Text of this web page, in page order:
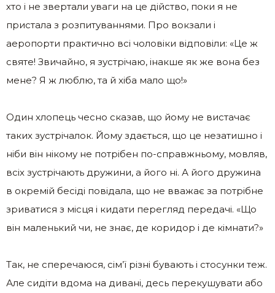
хто і не звертали уваги на це дійство, поки я не
пристала з розпитуваннями. Про вокзали і
аеропорти практично всі чоловіки відповіли: «Це ж
святе! Звичайно, я зустрічаю, інакше як же вона без
мене? Я ж люблю, та й хіба мало що!»
Один хлопець чесно сказав, що йому не вистачає
таких зустрічалок. Йому здається, що це незатишно і
ніби він нікому не потрібен по-справжньому, мовляв,
всіх зустрічають дружини, а його ні. А його дружина
в окремій бесіді повідала, що не вважає за потрібне
зриватися з місця і кидати перегляд передачі. «Що
він маленький чи, не знає, де коридор і де кімнати?»
Так, не сперечаюся, сім’ї різні бувають і стосунки теж.
Але сидіти вдома на дивані, десь перекушувати або